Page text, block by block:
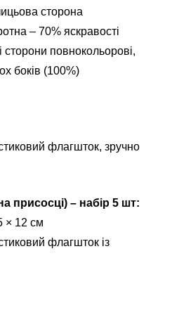
сторона
– 70% яскравості
сторони повнокольорові,
боків (100%)
флагшток, зручно
присосці) – набір 5 шт:
× 12 см
флагшток із